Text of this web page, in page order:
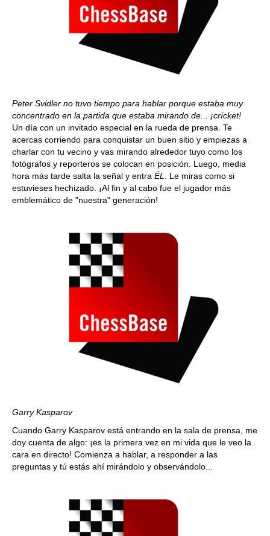
Peter Svidler no tuvo tiempo para hablar porque estaba muy
concentrado en la partida que estaba mirando de... ¡crícket!
Un día con un invitado especial en la rueda de prensa. Te
acercas corriendo para conquistar un buen sitio y empiezas a
charlar con tu vecino y vas mirando alrededor tuyo como los
fotógrafos y reporteros se colocan en posición. Luego, media
hora más tarde salta la señal y entra ÉL
. Le miras como si
estuvieses hechizado. ¡Al fin y al cabo fue el jugador más
emblemático de "nuestra" generación!
Garry Kasparov
Cuando Garry Kasparov está entrando en la sala de prensa, me
doy cuenta de algo: ¡es la primera vez en mi vida que le veo la
cara en directo! Comienza a hablar, a responder a las
preguntas y tú estás ahí mirándolo y observándolo...